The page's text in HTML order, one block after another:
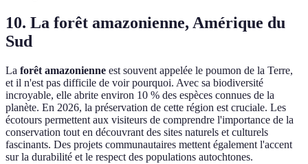
10. La forêt amazonienne, Amérique du
Sud
La forêt amazonienne est souvent appelée le poumon de la Terre,
et il n'est pas difficile de voir pourquoi. Avec sa biodiversité
incroyable, elle abrite environ 10 % des espèces connues de la
planète. En 2026, la préservation de cette région est cruciale. Les
écotours permettent aux visiteurs de comprendre l'importance de la
conservation tout en découvrant des sites naturels et culturels
fascinants. Des projets communautaires mettent également l'accent
sur la durabilité et le respect des populations autochtones.